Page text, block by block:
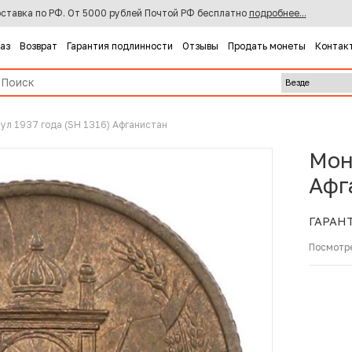
по РФ. От 5000 рублей Почтой РФ бесплатно подробнее...
Возврат Гарантия подлинности Отзывы Продать монеты
1937 года (SH 1316) Афганистан